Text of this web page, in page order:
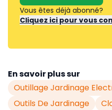
Vous êtes déjà abonné?
Cliquez ici pour vous
En savoir plus sur
Outillage Jardinage
Outils De Jardinage